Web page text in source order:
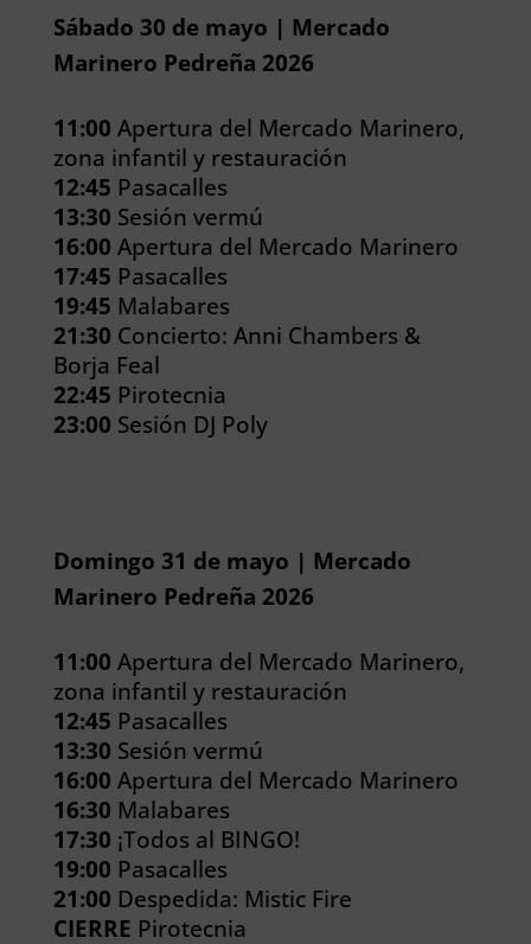
Sábado 30 de mayo | Mercado
Marinero Pedreña 2026
11:00 Apertura del Mercado Marinero,
zona infantil y restauración
12:45 Pasacalles
13:30 Sesión vermú
16:00 Apertura del Mercado Marinero
17:45 Pasacalles
19:45 Malabares
21:30 Concierto: Anni Chambers &
Borja Feal
22:45 Pirotecnia
23:00 Sesión DJ Poly
Domingo 31 de mayo | Mercado
Marinero Pedreña 2026
11:00 Apertura del Mercado Marinero,
zona infantil y restauración
12:45 Pasacalles
13:30 Sesión vermú
16:00 Apertura del Mercado Marinero
16:30 Malabares
17:30 ¡Todos al BINGO!
19:00 Pasacalles
21:00 Despedida: Mistic Fire
CIERRE Pirotecnia